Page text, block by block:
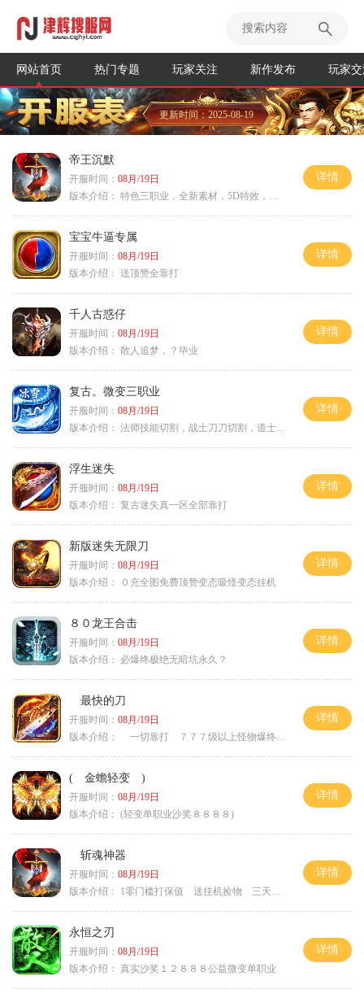
网站首页 热门专题 玩家关注 新作发布 玩家
更新时间：2025-08-19
帝王沉默
开服时间： 08月/19日
版本介绍： 特色三职业，全新素材，5D特效，不卡图
详情
宝宝牛逼专属
开服时间： 08月/19日
版本介绍： 送顶赞全靠打
详情
千人古惑仔
开服时间： 08月/19日
版本介绍： 散人追梦，？毕业
详情
复古。微变三职业
开服时间： 08月/19日
版本介绍： 法师技能切割，战士刀刀切割，道士宠物秒怪
详情
浮生迷失
开服时间： 08月/19日
版本介绍： 复古迷失真一区全部靠打
详情
新版迷失无限刀
开服时间： 08月/19日
版本介绍：
０充全图免费顶赞变态吸怪变态挂机
详情
８０龙王合击
开服时间： 08月/19日
版本介绍：
必爆终极绝无暗坑永久？
详情
最快的刀
开服时间： 08月/19日
版本介绍：
一切靠打 ７７７级以上怪物爆终极
详情
( 金蟾轻变 )
开服时间： 08月/19日
版本介绍： (轻变单职业沙奖８８８８)
详情
斩魂神器
开服时间： 08月/19日
版本介绍：
1零门槛打保值 送挂机捡物 三天合区
详情
永恒之刃
开服时间： 08月/19日
版本介绍： 真实沙奖１２８８８公益微变单职业
详情